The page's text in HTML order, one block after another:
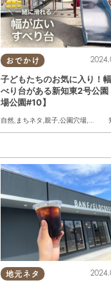
おでかけ
子どもたちのお気に入り！
べり台がある新知東2号公園
場公園#10】
自然 まちネタ 親子 ,公園穴場
地元ネタ